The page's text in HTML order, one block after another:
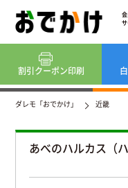
割引クーポン印刷
ダレモ「おでかけ」 近畿
あべのハルカス（